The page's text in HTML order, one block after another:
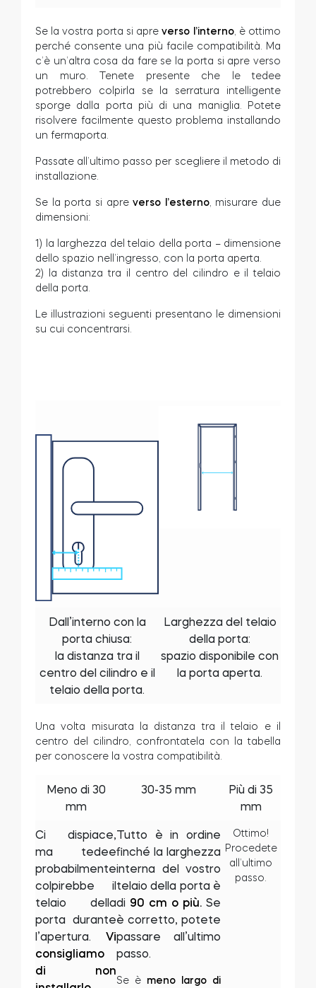
Tedee GO2
Acquista ora
Se la vostra porta si apre verso l’interno, è ottimo
perché consente una più facile compatibilità. Ma
c’è un’altra cosa da fare se la porta si apre verso
un muro. Tenete presente che le tedee
potrebbero colpirla se la serratura intelligente
sporge dalla porta più di una maniglia. Potete
risolvere facilmente questo problema installando
un fermaporta.
Passate all’ultimo passo per scegliere il metodo di
installazione.
Se la porta si apreverso l’esterno, misurare due
dimensioni:
1) la larghezza del telaio della porta – dimensione
dello spazio nell’ingresso, con la porta aperta.
2) la distanza tra il centro del cilindro e il telaio
della porta.
Le illustrazioni seguenti presentano le dimensioni
su cui concentrarsi.
Dall’interno con la
porta chiusa:
la distanza tra il
centro del cilindro e il
telaio della porta.
Larghezza del telaio
della porta:
spazio disponibile con
la porta aperta.
Una volta misurata la distanza tra il telaio e il
centro del cilindro, confrontatela con la tabella
per conoscere la vostra compatibilità.
Meno di 30
mm
30-35 mm
Più di 35
mm
Ci dispiace,
ma tedee
probabilmente
colpirebbe il
telaio della
porta durante
l’apertura. Vi
consigliamo
di non
Tutto è in ordine
finché la larghezza
interna del vostro
telaio della porta è
di 90 cm o più.
Se
è corretto, potete
passare all’ultimo
passo.
Se è meno largo di
Ottimo!
Procedete
all’ultimo
passo.